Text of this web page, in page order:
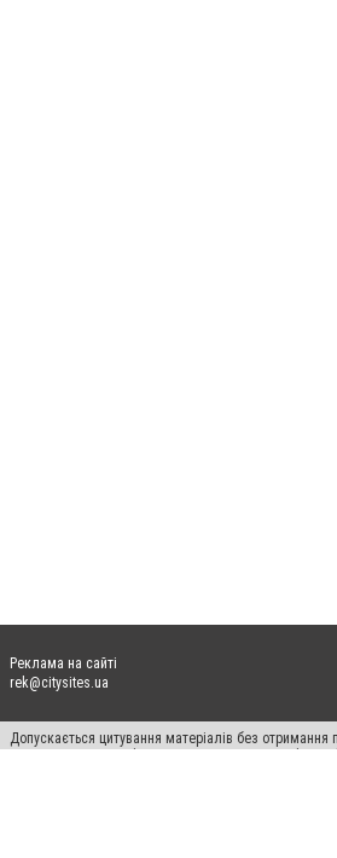
Реклама на сайті
rek@citysites.ua
Допускається цитування матеріалів без
пошукових систем гіперпосилання на цитовані